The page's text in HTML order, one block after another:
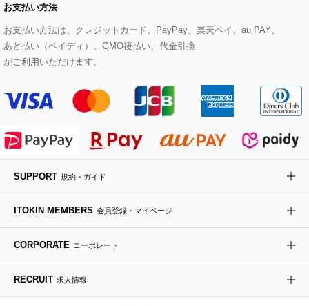
eur3
Maison de CINQ
MK MICHEL KLEIN BAG
HIROKO KOSHINO
その他のトップス
セットアップスカート
セットアップワンピース
モッズコート
ステンカラーコート
ライダースジャケット
デニムジャケット
ダウンジャケット・コート
帽子
ヘアアクセサリー
ハンカチ・バンダナ
手袋
チャーム・ストラップ
ブレスレット・バングル
ブローチ・コサージュ
ショルダーバッグ
ボストンバッグ
バックパック・リュック
ボディバッグ・メッセンジャーバッグ
トラベルバッグ
パンプス
スニーカー
フラットシューズ
ローファー
ドレスシューズ
すべてのアートフラワー
ローズ
カサブランカ・カラー
ラナンキュラス
ポプリアレンジ＆フレグランス
お支払い方法
お支払い方法は、クレジットカード、PayPay、楽天ペイ、au PAY、
あと払い（ペイディ）、GMO後払い、代金引換
がご利用いただけます。
SUPPORT 規約・ガイド
ITOKIN MEMBERS 会員登録・マイページ
CORPORATE コーポレート
RECRUIT 求人情報